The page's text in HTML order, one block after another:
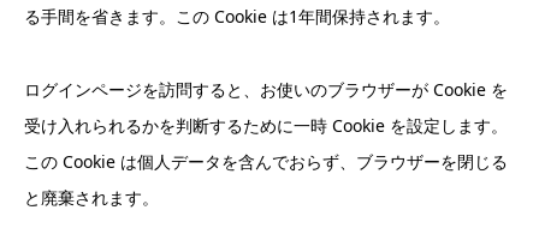
る手間を省きます。この Cookie は1年間保持されます。
ログインページを訪問すると、お使いのブラウザーが Cookie を
受け入れられるかを判断するために一時 Cookie を設定します。
この Cookie は個人データを含んでおらず、ブラウザーを閉じる
と廃棄されます。